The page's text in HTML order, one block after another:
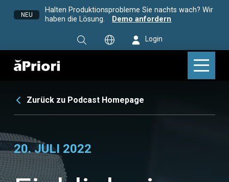
NEU
Halten Produktionsprobleme Sie nachts wach? Wir
haben die Lösung.
Demo anfordern
Login
Zurück zu Podcast Homepage
20. JULI 2022